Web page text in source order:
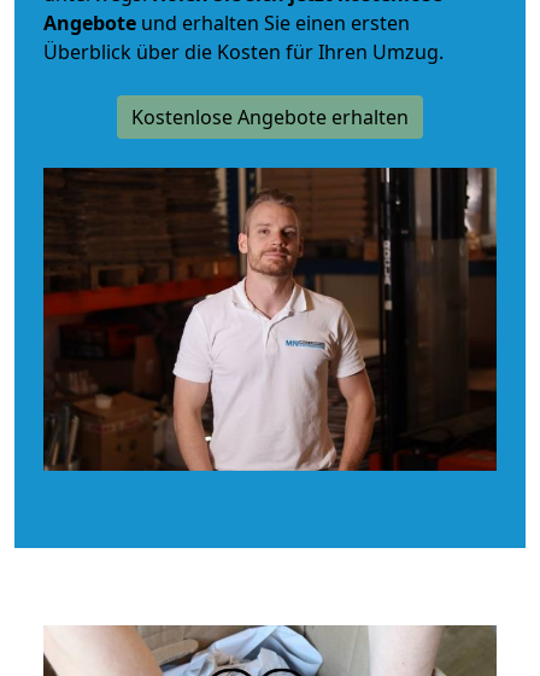
Angebote und erhalten Sie einen ersten
Überblick über die Kosten für Ihren Umzug.
Kostenlose Angebote erhalten